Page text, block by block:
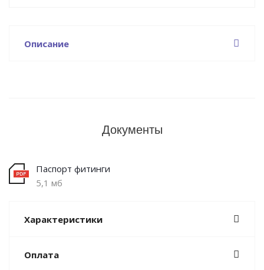
Описание
Документы
Паспорт фитинги
5,1 мб
Характеристики
Оплата